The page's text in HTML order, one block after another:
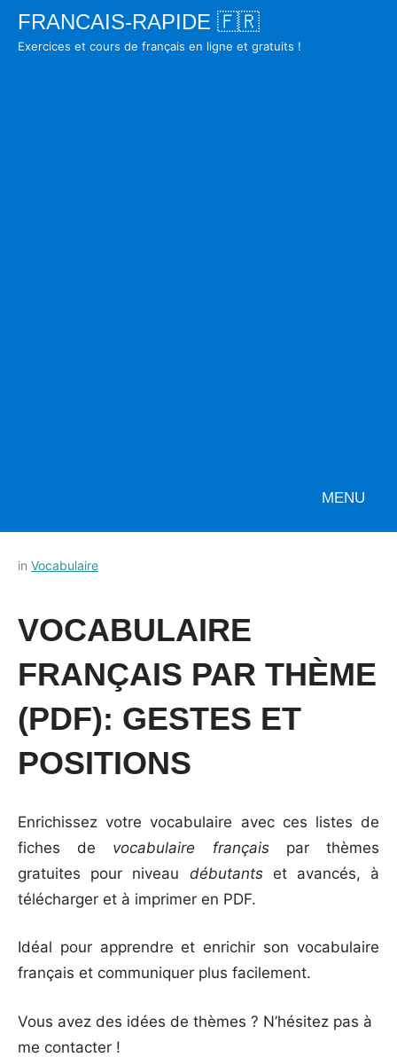
SkipFRANCAIS-RAPIDE 🇫🇷
Exercices et cours de français en ligne et gratuits !
MENU
Posted
octobre
by
in Vocabulaire
VOCABULAIRE
FRANÇAIS PAR THÈME
(PDF): GESTES ET
POSITIONS
Enrichissez votre vocabulaire avec ces listes de
fiches de vocabulaire françaispar thèmes
gratuites pour niveau débutantset avancés, à
télécharger et à imprimer en PDF.
Idéal pour apprendre et enrichir son vocabulaire
français et communiquer plus facilement.
Vous avez des idées de thèmes ? N’hésitez pas à
me contacter !